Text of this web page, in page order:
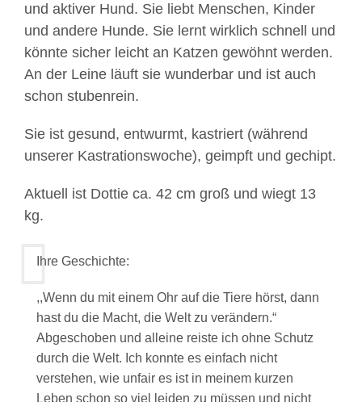
und aktiver Hund. Sie liebt Menschen, Kinder
und andere Hunde. Sie lernt wirklich schnell und
könnte sicher leicht an Katzen gewöhnt werden.
An der Leine läuft sie wunderbar und ist auch
schon stubenrein.
Sie ist gesund, entwurmt, kastriert (während
unserer Kastrationswoche), geimpft und gechipt.
Aktuell ist Dottie ca. 42 cm groß und wiegt 13
kg.
Ihre Geschichte:
,,Wenn du mit einem Ohr auf die Tiere hörst, dann
hast du die Macht, die Welt zu verändern.“
Abgeschoben und alleine reiste ich ohne Schutz
durch die Welt. Ich konnte es einfach nicht
verstehen, wie unfair es ist in meinem kurzen
Leben schon so viel leiden zu müssen und nicht